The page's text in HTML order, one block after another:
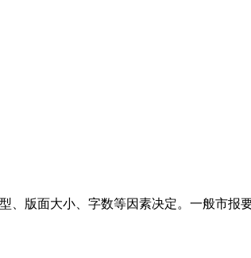
版面大小、字数等因素决定。一般市